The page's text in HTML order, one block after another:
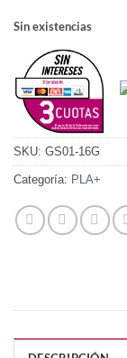
Sin existencias
SKU: GS01-16G
Categoría: PLA+